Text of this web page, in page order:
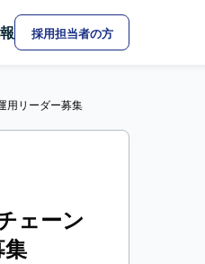
採用担当者の方
用リーダー募集
ェーン